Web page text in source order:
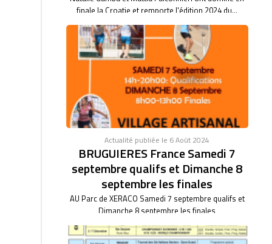
finale la Croatie et remporte l'édition 2024 du...
Actualité publiée le 6 Août 2024
BRUGUIERES France Samedi 7
septembre qualifs et Dimanche 8
septembre les finales
AU Parc de XERACO Samedi 7 septembre qualifs et
Dimanche 8 septembre les finales